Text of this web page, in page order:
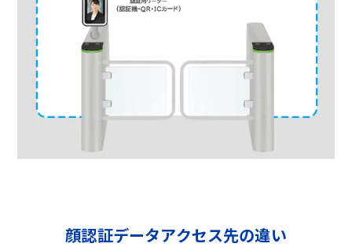
顔認証データアクセス先の違い